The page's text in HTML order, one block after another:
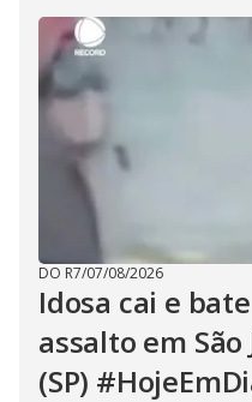
DO R7/07/08/2026
Idosa cai e
assalto em São
(SP)